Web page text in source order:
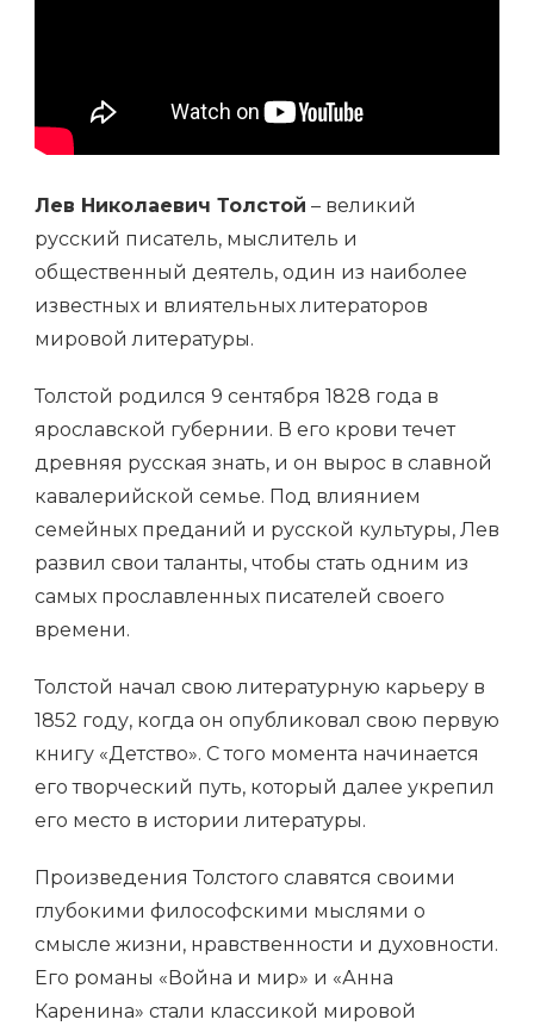
Лев Николаевич Толстой – великий
русский писатель, мыслитель и
общественный деятель, один из наиболее
известных и влиятельных литераторов
мировой литературы.
Толстой родился 9 сентября 1828 года в
ярославской губернии. В его крови течет
древняя русская знать, и он вырос в славной
кавалерийской семье. Под влиянием
семейных преданий и русской культуры, Лев
развил свои таланты, чтобы стать одним из
самых прославленных писателей своего
времени.
Толстой начал свою литературную карьеру в
1852 году, когда он опубликовал свою первую
книгу «Детство». С того момента начинается
его творческий путь, который далее укрепил
его место в истории литературы.
Произведения Толстого славятся своими
глубокими философскими мыслями о
смысле жизни, нравственности и духовности.
Его романы «Война и мир» и «Анна
Каренина» стали классикой мировой